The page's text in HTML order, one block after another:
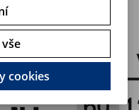
cookies